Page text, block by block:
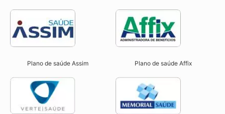
Plano de saúde Assim Plano de saúde Affix